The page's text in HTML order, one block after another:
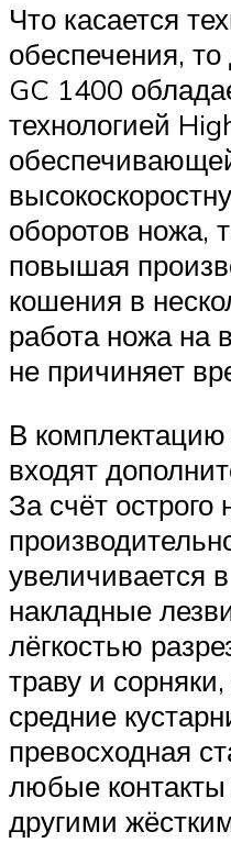
Что касается
обеспечения,
GC 1400
технологией
оборотов ножа,
повышая
кошения в
работа ножа на
не причиняет
В комплектацию
входят
За счёт острого
увеличивается
накладные
лёгкостью
траву и
средние
превосходная
любые
другими